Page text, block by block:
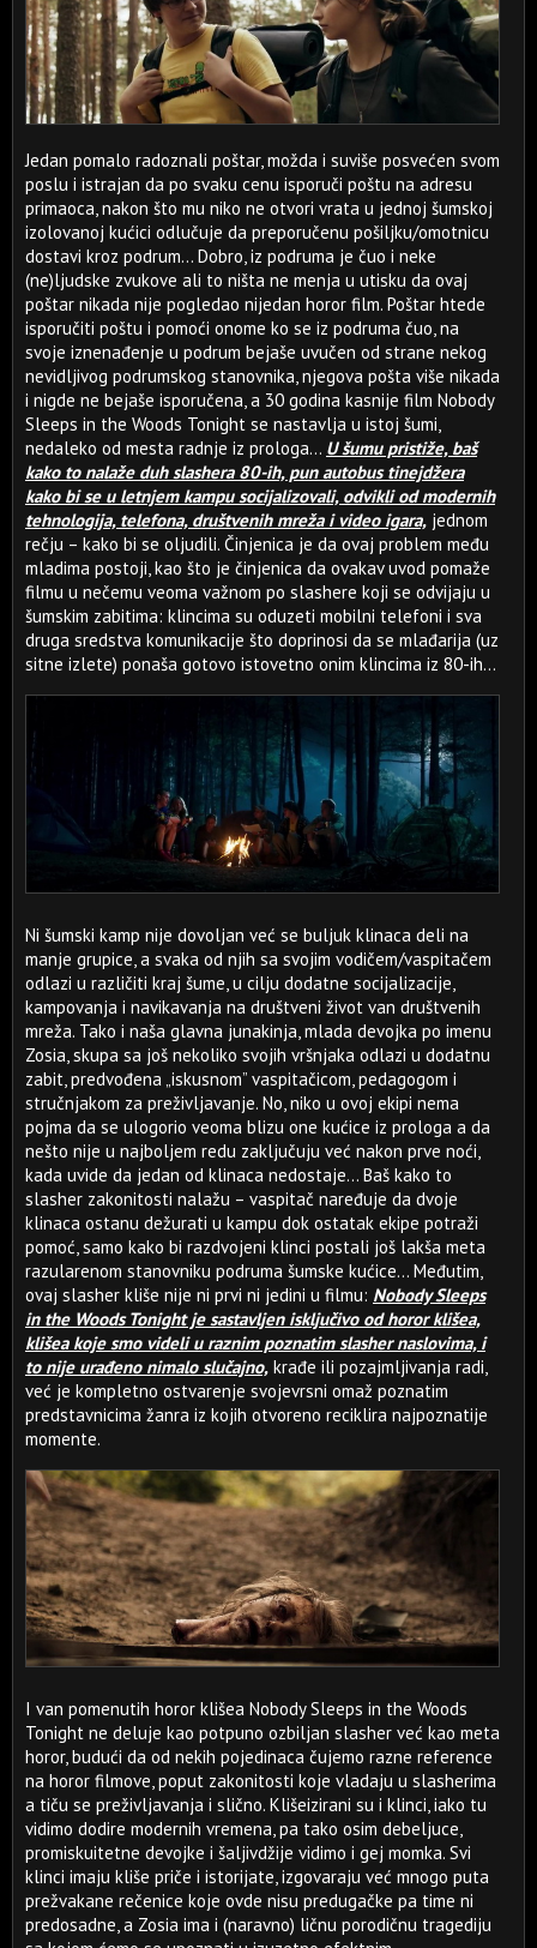
Jedan pomalo radoznali poštar, možda i suviše posvećen svom
poslu i istrajan da po svaku cenu isporuči poštu na adresu
primaoca, nakon što mu niko ne otvori vrata u jednoj šumskoj
izolovanoj kućici odlučuje da preporučenu pošiljku/omotnicu
dostavi kroz podrum... Dobro, iz podruma je čuo i neke
(ne)ljudske zvukove ali to ništa ne menja u utisku da ovaj
poštar nikada nije pogledao nijedan horor film. Poštar htede
isporučiti poštu i pomoći onome ko se iz podruma čuo, na
svoje iznenađenje u podrum bejaše uvučen od strane nekog
nevidljivog podrumskog stanovnika, njegova pošta više nikada
i nigde ne bejaše isporučena, a 30 godina kasnije film Nobody
Sleeps in the Woods Tonight se nastavlja u istoj šumi,
nedaleko od mesta radnje iz prologa... U šumu pristiže, baš
kako to nalaže duh slashera 80-ih, pun autobus tinejdžera
kako bi se u letnjem kampu socijalizovali, odvikli od modernih
tehnologija, telefona, društvenih mreža i video igara, jednom
rečju – kako bi se oljudili. Činjenica je da ovaj problem među
mladima postoji, kao što je činjenica da ovakav uvod pomaže
filmu u nečemu veoma važnom po slashere koji se odvijaju u
šumskim zabitima: klincima su oduzeti mobilni telefoni i sva
druga sredstva komunikacije što doprinosi da se mlađarija (uz
sitne izlete) ponaša gotovo istovetno onim klincima iz 80-ih...
Ni šumski kamp nije dovoljan već se buljuk klinaca deli na
manje grupice, a svaka od njih sa svojim vodičem/vaspitačem
odlazi u različiti kraj šume, u cilju dodatne socijalizacije,
kampovanja i navikavanja na društveni život van društvenih
mreža. Tako i naša glavna junakinja, mlada devojka po imenu
Zosia, skupa sa još nekoliko svojih vršnjaka odlazi u dodatnu
zabit, predvođena „iskusnom” vaspitačicom, pedagogom i
stručnjakom za preživljavanje. No, niko u ovoj ekipi nema
pojma da se ulogorio veoma blizu one kućice iz prologa a da
nešto nije u najboljem redu zaključuju već nakon prve noći,
kada uvide da jedan od klinaca nedostaje... Baš kako to
slasher zakonitosti nalažu – vaspitač naređuje da dvoje
klinaca ostanu dežurati u kampu dok ostatak ekipe potraži
pomoć, samo kako bi razdvojeni klinci postali još lakša meta
razularenom stanovniku podruma šumske kućice... Međutim,
ovaj slasher kliše nije ni prvi ni jedini u filmu: Nobody Sleeps
in the Woods Tonight je sastavljen isključivo od horor klišea,
klišea koje smo videli u raznim poznatim slasher naslovima, i
to nije urađeno nimalo slučajno, krađe ili pozajmljivanja radi,
već je kompletno ostvarenje svojevrsni omaž poznatim
predstavnicima žanra iz kojih otvoreno reciklira najpoznatije
momente.
I van pomenutih horor klišea Nobody Sleeps in the Woods
Tonight ne deluje kao potpuno ozbiljan slasher već kao meta
horor, budući da od nekih pojedinaca čujemo razne reference
na horor filmove, poput zakonitosti koje vladaju u slasherima
a tiču se preživljavanja i slično. Klišeizirani su i klinci, iako tu
vidimo dodire modernih vremena, pa tako osim debeljuce,
promiskuitetne devojke i šaljivdžije vidimo i gej momka. Svi
klinci imaju kliše priče i istorijate, izgovaraju već mnogo puta
prežvakane rečenice koje ovde nisu predugačke pa time ni
predosadne, a Zosia ima i (naravno) ličnu porodičnu tragediju